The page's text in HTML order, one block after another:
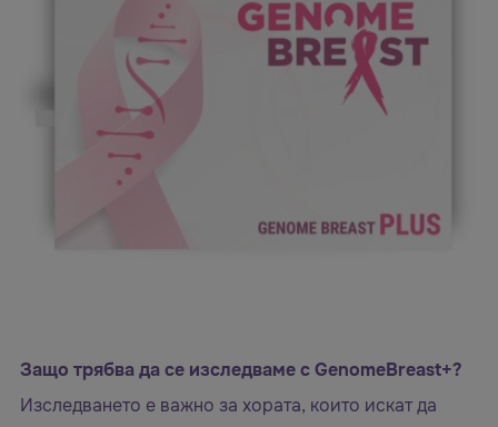
Защо трябва да се изследваме с GenomeBreast+?
Изследването е важно за хората, които искат да